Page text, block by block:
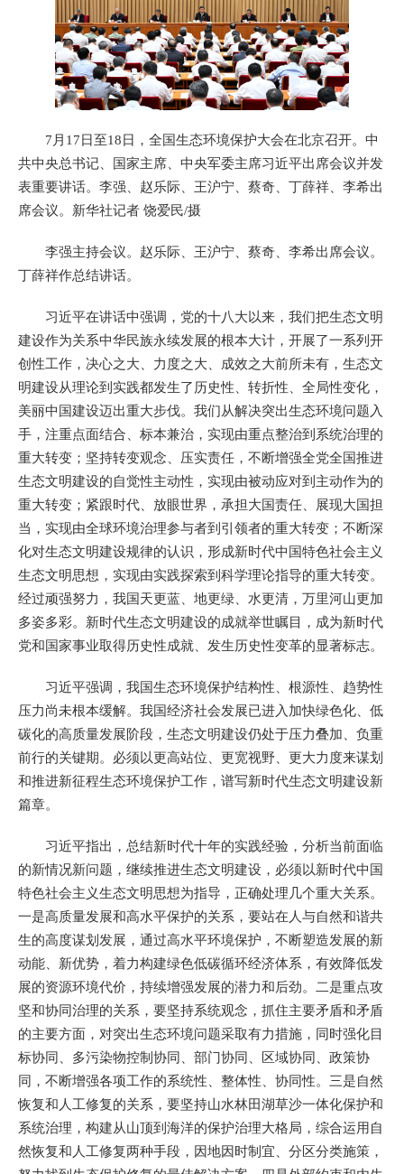
7月17日至18日，全国生态环境保护大会在北京召开。中
共中央总书记、国家主席、中央军委主席习近平出席会议并发
表重要讲话。李强、赵乐际、王沪宁、蔡奇、丁薛祥、李希出
席会议。新华社记者 饶爱民/摄
李强主持会议。赵乐际、王沪宁、蔡奇、李希出席会议。
丁薛祥作总结讲话。
习近平在讲话中强调，党的十八大以来，我们把生态文明
建设作为关系中华民族永续发展的根本大计，开展了一系列开
创性工作，决心之大、力度之大、成效之大前所未有，生态文
明建设从理论到实践都发生了历史性、转折性、全局性变化，
美丽中国建设迈出重大步伐。我们从解决突出生态环境问题入
手，注重点面结合、标本兼治，实现由重点整治到系统治理的
重大转变；坚持转变观念、压实责任，不断增强全党全国推进
生态文明建设的自觉性主动性，实现由被动应对到主动作为的
重大转变；紧跟时代、放眼世界，承担大国责任、展现大国担
当，实现由全球环境治理参与者到引领者的重大转变；不断深
化对生态文明建设规律的认识，形成新时代中国特色社会主义
生态文明思想，实现由实践探索到科学理论指导的重大转变。
经过顽强努力，我国天更蓝、地更绿、水更清，万里河山更加
多姿多彩。新时代生态文明建设的成就举世瞩目，成为新时代
党和国家事业取得历史性成就、发生历史性变革的显著标志。
习近平强调，我国生态环境保护结构性、根源性、趋势性
压力尚未根本缓解。我国经济社会发展已进入加快绿色化、低
碳化的高质量发展阶段，生态文明建设仍处于压力叠加、负重
前行的关键期。必须以更高站位、更宽视野、更大力度来谋划
和推进新征程生态环境保护工作，谱写新时代生态文明建设新
篇章。
习近平指出，总结新时代十年的实践经验，分析当前面临
的新情况新问题，继续推进生态文明建设，必须以新时代中国
特色社会主义生态文明思想为指导，正确处理几个重大关系。
一是高质量发展和高水平保护的关系，要站在人与自然和谐共
生的高度谋划发展，通过高水平环境保护，不断塑造发展的新
动能、新优势，着力构建绿色低碳循环经济体系，有效降低发
展的资源环境代价，持续增强发展的潜力和后劲。二是重点攻
坚和协同治理的关系，要坚持系统观念，抓住主要矛盾和矛盾
的主要方面，对突出生态环境问题采取有力措施，同时强化目
标协同、多污染物控制协同、部门协同、区域协同、政策协
同，不断增强各项工作的系统性、整体性、协同性。三是自然
恢复和人工修复的关系，要坚持山水林田湖草沙一体化保护和
系统治理，构建从山顶到海洋的保护治理大格局，综合运用自
然恢复和人工修复两种手段，因地因时制宜、分区分类施策，